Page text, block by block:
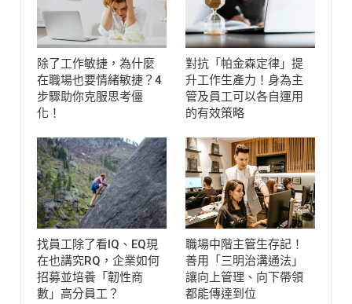
除了工作敏捷，為什麼
在職場也要情緒敏捷？4
步驟助你克服思考僵
化！
對抗「帕金森定律」提
升工作生產力！身為主
管及員工可以各自運用
的有效策略
找員工除了看IQ、EQ現
在也講究RQ，企業如何
招募並培養「韌性商
數」高分員工？
職場中階主管生存記！
善用「三明治溝通法」
讓向上管理、向下帶領
都能傳達到位